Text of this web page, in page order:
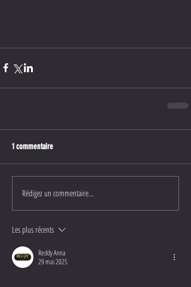
1 commentaire
Rédigez un commentaire...
Les plus récents
Reddy Anna
29 mai 2025